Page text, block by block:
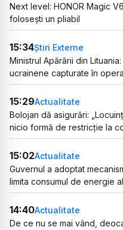
Next level: HONOR Magic
folosești un pliabil
15:34Știri Externe
Ministrul Apărării din
ucrainene capturate în
15:29Actualitate
Bolojan dă asigurări:
nicio formă de restricție la
15:02Actualitate
Guvernul a adoptat
limita consumul de energie
14:40Actualitate
De ce nu se mai vând,